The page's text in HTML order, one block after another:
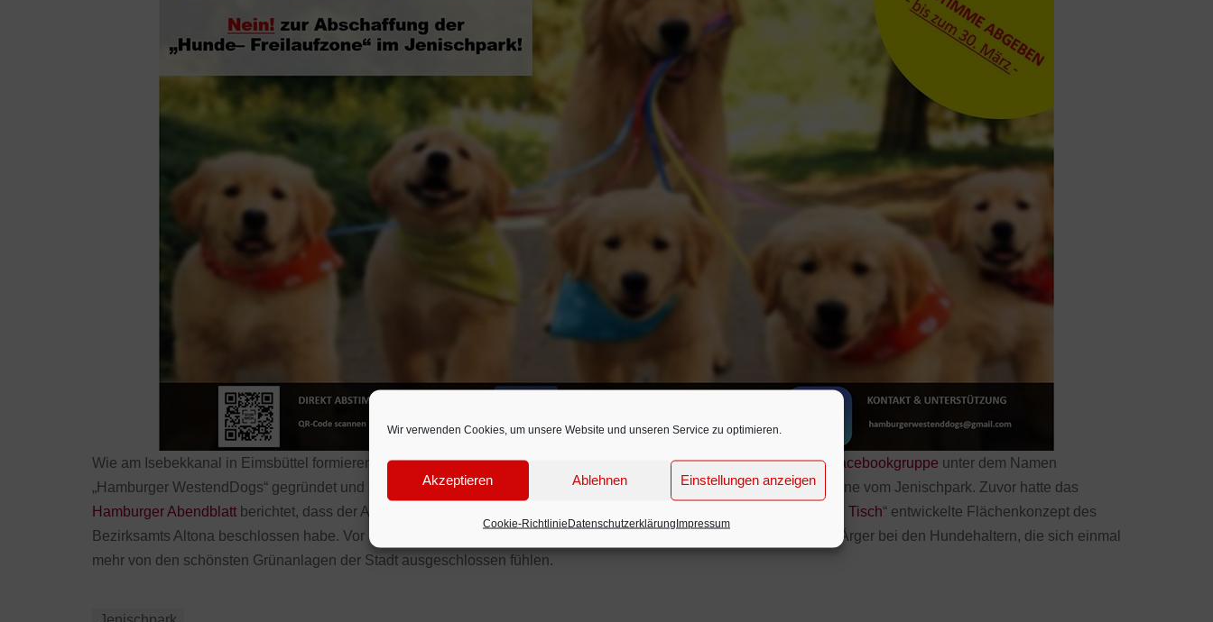
Wir verwenden Cookies, um unsere Website und unseren Service zu optimieren.
Akzeptieren Ablehnen Einstellungen anzeigen
Cookie-RichtlinieDatenschutzerklärungImpressum
Wie am Isebekkanal in Eimsbüttel formieren sich jetzt auch die Hundehalter im Hamburger Westen. Sie haben eine Facebookgruppe unter dem Namen
„Hamburger WestendDogs“ gegründet und sammeln fleißigUnterschriften
gegen die Abschaffung der Hundefreilaufzone vom Jenischpark. Zuvor hatte das
Hamburger Abendblatt berichtet, dass der Ausschuss Grün, Naturschutz und Sport mehrheitlich das nach dem „ runden Tisch“ entwickelte Flächenkonzept des
Bezirksamts Altona beschlossen habe. Vor allem die Verlagerung der beliebten Freilaufzone im Jenischpark sorgt für Ärger bei den Hundehaltern, die sich einmal
mehr von den schönsten Grünanlagen der Stadt ausgeschlossen fühlen.